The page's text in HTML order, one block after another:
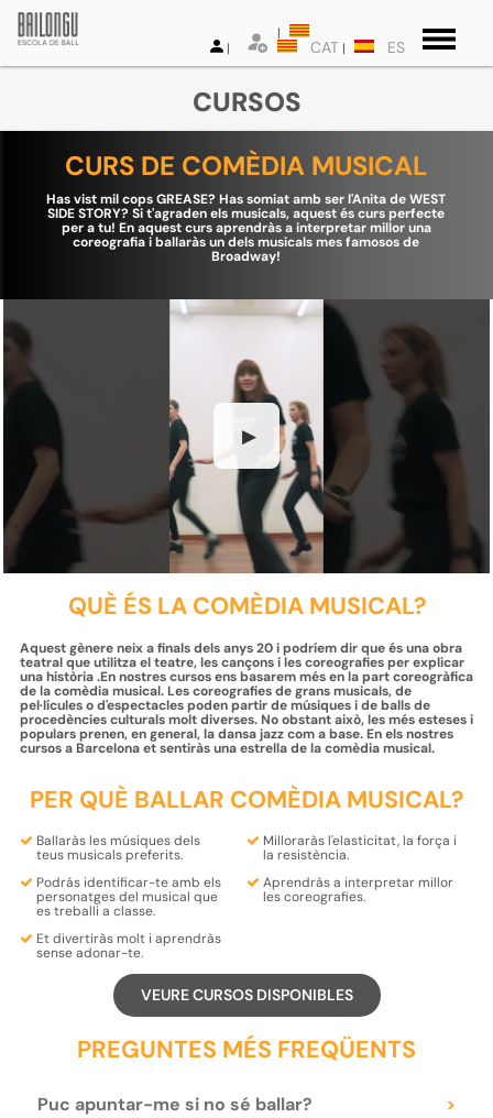
CAT ES
CURSOS
CURS DE COMÈDIA MUSICAL
Has vist mil cops GREASE? Has somiat amb ser l'Anita de WEST
SIDE STORY? Si t'agraden els musicals, aquest és curs perfecte
per a tu! En aquest curs aprendràs a interpretar millor una
coreografia i ballaràs un dels musicals mes famosos de
Broadway!
▶
QUÈ ÉS LA COMÈDIA MUSICAL?
Aquest gènere neix a finals dels anys 20 i podríem dir que és una obra
teatral que utilitza el teatre, les cançons i les coreografies per explicar
una història .En nostres cursos ens basarem més en la part coreogràfica
de la comèdia musical. Les coreografies de grans musicals, de
pel·lícules o d'espectacles poden partir de músiques i de balls de
procedències culturals molt diverses. No obstant això, les més esteses i
populars prenen, en general, la dansa jazz com a base. En els nostres
cursos a Barcelona et sentiràs una estrella de la comèdia musical.
PER QUÈ BALLAR COMÈDIA MUSICAL?
Ballaràs les músiques dels
teusmusicals preferits.
Milloraràsl'elasticitat, la força i
la resistència.
Podrás identificar-teamb els
personatgesdel musical que
es treballi a classe.
Aprendràs a interpretarmillor
les coreografies.
Etdivertiràs molt i aprendràs
sense adonar-te.
VEURE CURSOS DISPONIBLES
PREGUNTES MÉS FREQÜENTS
Puc apuntar-me si no sé ballar? >